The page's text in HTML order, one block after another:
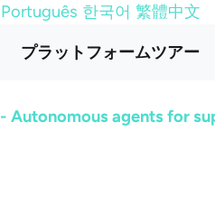
Português 한국어 繁體中文
プラットフォームツアー
- Autonomous agents for